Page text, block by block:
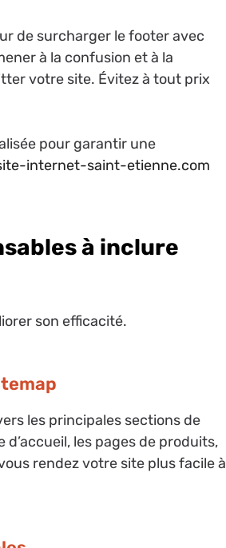
de surcharger le footer avec
à la confusion et à la
votre site. Évitez à tout prix
pour garantir une
internet-saint-etienne.com
à inclure
son efficacité.
les principales sections de
les pages de produits,
rendez votre site plus facile à